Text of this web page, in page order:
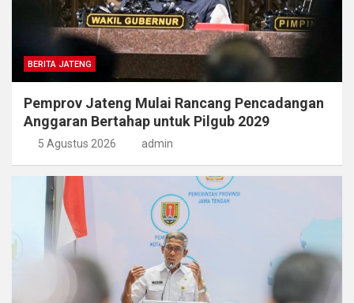
BERITA JATENG
Pemprov Jateng Mulai Rancang Pencadangan
Anggaran Bertahap untuk Pilgub 2029
5 Agustus 2026 admin